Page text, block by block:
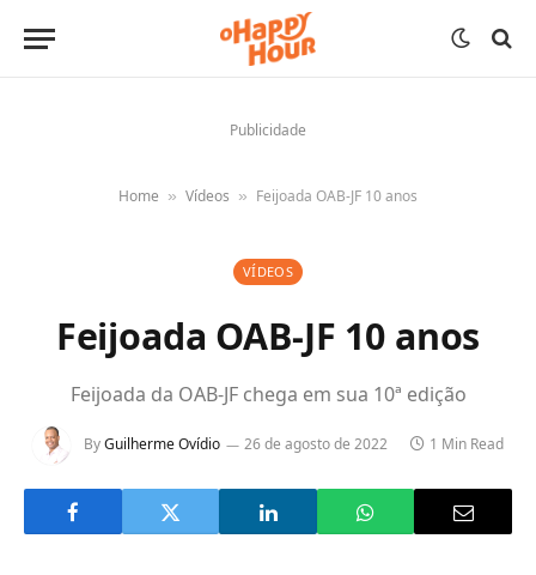
Publicidade
Home » Vídeos » Feijoada OAB-JF 10 anos
VÍDEOS
Feijoada OAB-JF 10 anos
Feijoada da OAB-JF chega em sua 10ª edição
ByGuilherme Ovídio 26 de agosto de 2022 1 Min Read